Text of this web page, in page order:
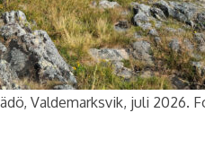
Valdemarksvik, juli 2026.